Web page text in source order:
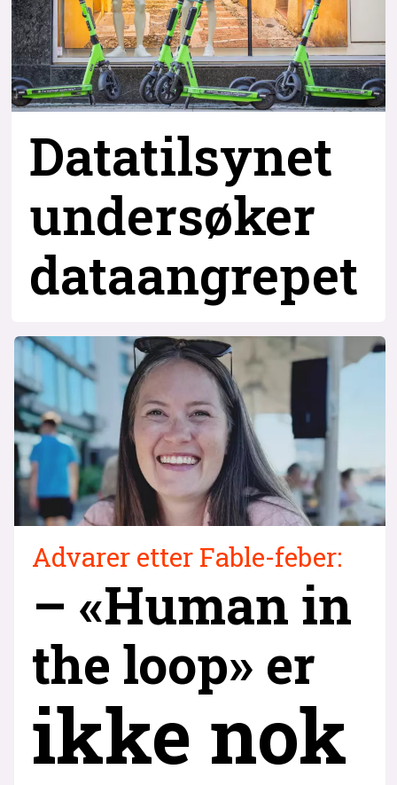
Datatilsynet
undersøker
dataangrepet
Advarer etter Fable-feber:
– «Human in
the loop» er
ikke nok